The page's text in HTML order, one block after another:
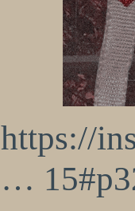
https://
…